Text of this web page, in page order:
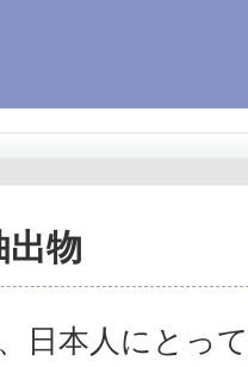
出物
日本人にとっ